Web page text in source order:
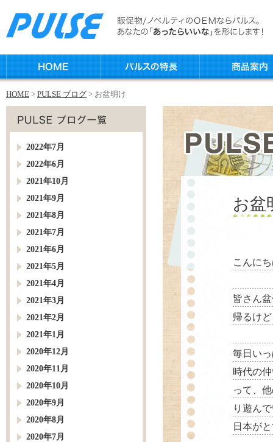
HOME > PULSE ブログ > お盆明け
2022年7月
2022年6月
2021年10月
2021年9月
2021年8月
2021年7月
2021年6月
2021年5月
2021年4月
2021年3月
2021年2月
2021年1月
2020年12月
2020年11月
2020年10月
2020年9月
2020年8月
2020年7月
お盆
こんに
皆さん
帰るけ
毎日い
時代の
って、
り遊ん
日本が